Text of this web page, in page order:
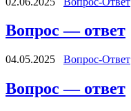
Вопрос — ответ
04.05.2025 Вопрос-Ответ
Вопрос — ответ